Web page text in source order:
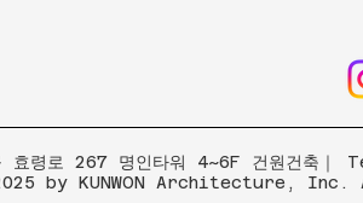
효령로 267 명인타워 4~6F 건원건
by KUNWON Architecture,